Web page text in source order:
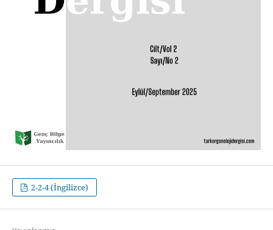
2-2-4 (İngilizce)